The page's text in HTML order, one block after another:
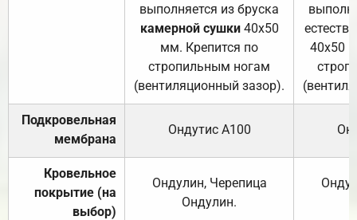
выполняется из бруска
камерной сушки40х50
мм. Крепится по
стропильным ногам
(вентиляционный зазор).
40х50
Подкровельная
мембрана
Ондутис А100
Кровельное
покрытие (на
выбор)
Ондулин, Черепица
Ондулин.